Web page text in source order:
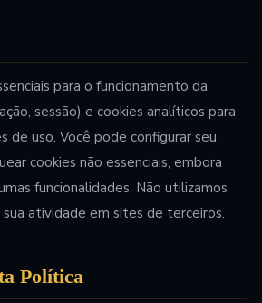
para o funcionamento da
sessão) e cookies analíticos para
de uso. Você pode configurar seu
cookies não essenciais, embora
funcionalidades. Não utilizamos
atividade em sites de terceiros.
Política